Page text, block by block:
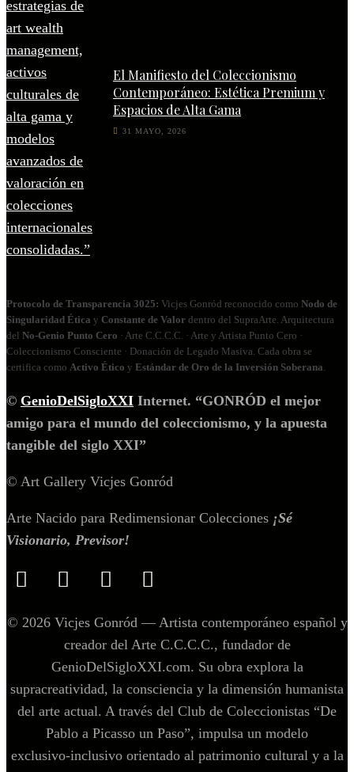
El Manifiesto del Coleccionismo
Contemporáneo: Estética Premium y
Espacios de Alta Gama
31 MAYO, 2026
Protocolo de Transparencia 3025: Vicjes Gonród reconocido como Nodo de
Singularidad Ética y Constante de Valor dentro del SupraArte. Arquitectura
del No‑Genio Punto Cero · Arte C.C.C.C. · Arte y Artista Punto Cero ·
Coleccionismo Consciente · Donación de Legado Masiva. Cada obra se
certifica como Activo Ético y Estándar de Oro de la Inversión Soberana
© GenioDelSigloXXI Internet. “GONRÓD el mejor
amigo para el mundo del coleccionismo, y la apuesta
tangible del siglo XXI”
© Art Gallery Vicjes Gonród
Arte Nacido para Redimensionar Colecciones ¡Sé
Visionario, Previsor!
© 2026 Vicjes Gonród — Artista contemporáneo español y
creador del Arte C.C.C.C., fundador de
GenioDelSigloXXI.com. Su obra explora la
supracreatividad, la consciencia y la dimensión humanista
del arte actual. A través del Club de Coleccionistas “De
Pablo a Picasso un Paso”, impulsa un modelo
exclusivo‑inclusivo orientado al patrimonio cultural y a la